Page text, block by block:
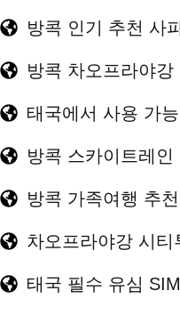
방콕 인기 추천 사
방콕 차오프라야
태국에서 사용 가
방콕 스카이트레
방콕 가족여행 추
차오프라야강 시
태국 필수 유심